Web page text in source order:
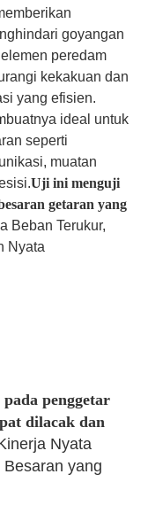
goyangan
peredam
kekakuan dan
yang efisien.
ideal untuk
seperti
muatan
Uji ini menguji
getaran yang
Beban Terukur,
Nyata
penggetar
dilacak dan
Nyata
yang